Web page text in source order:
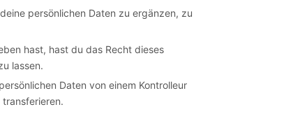
persönlichen Daten zu ergänzen, zu
hast, hast du das Recht dieses
lassen.
Daten von einem Kontrolleur